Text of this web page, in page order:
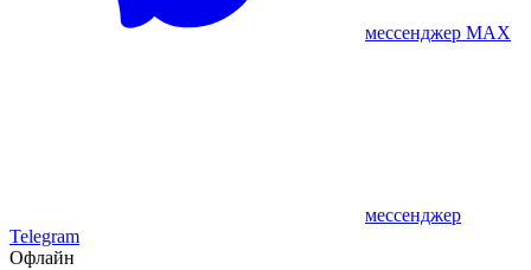
мессенджер MAX
мессенджер
Telegram
Офлайн